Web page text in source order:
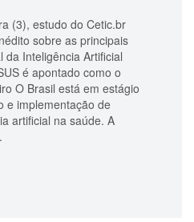
(3), estudo do Cetic.br
sobre as principais
Inteligência Artificial
é apontado como o
O Brasil está em estágio
e implementação de
artificial na saúde. A